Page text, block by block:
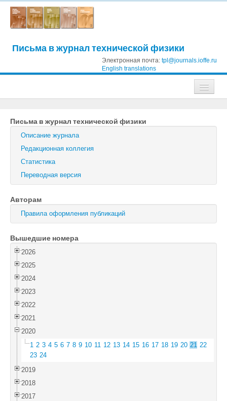
Письма в журнал технической физики
Электронная почта: tpl@journals.ioffe.ru
English translations
Журнал технической физики
Письма в Журнал технической физики
Физика твердого тела
Физика и техника полупроводников
Оптика и спектроскопия
Поиск
Войти
Письма в журнал технической физики
Описание журнала
Редакционная коллегия
Статистика
Переводная версия
Авторам
Правила оформления публикаций
Вышедшие номера
2026
2025
2024
2023
2022
2021
2020
1 2 3 4 5 6 7 8 9 10 11 12 13 14 15 16 17 18 19 20 21 22
23 24
2019
2018
2017